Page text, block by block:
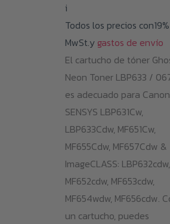
i
Todos los precios con19%
MwSt.y gastos de envío
El cartucho de tóner
Neon Toner LBP633 /
es adecuado para
SENSYS LBP631Cw,
LBP633Cdw, MF651Cw,
MF655Cdw, MF657Cdw &
ImageCLASS: LBP632cdw,
MF652cdw, MF653cdw,
MF654wdw, MF656cdw.
un cartucho, puedes